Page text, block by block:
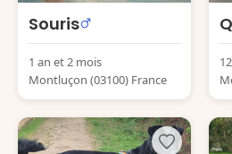
Souris
1 an et 2 mois
Montluçon (03100) France